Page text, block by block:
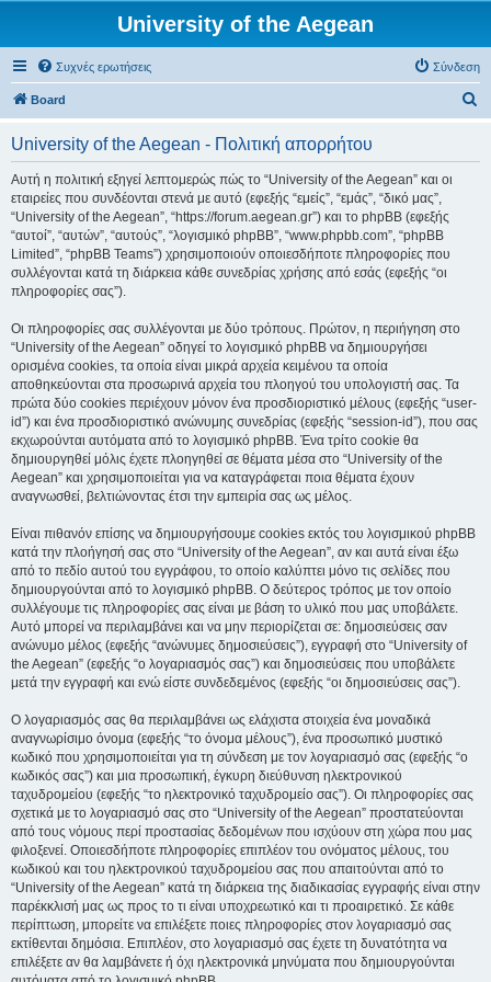
University of the Aegean
Συχνές ερωτήσεις Σύνδεση
Board
University of the Aegean - Πολιτική απορρήτου
Αυτή η πολιτική εξηγεί λεπτομερώς πώς το “University of the Aegean” και οι
εταιρείες που συνδέονται στενά με αυτό (εφεξής “εμείς”, “εμάς”, “δικό μας”,
“University of the Aegean”, “https://forum.aegean.gr”) και το phpBB (εφεξής
“αυτοί”, “αυτών”, “αυτούς”, “λογισμικό phpBB”, “www.phpbb.com”, “phpBB
Limited”, “phpBB Teams”) χρησιμοποιούν οποιεσδήποτε πληροφορίες που
συλλέγονται κατά τη διάρκεια κάθε συνεδρίας χρήσης από εσάς (εφεξής “οι
πληροφορίες σας”).
Οι πληροφορίες σας συλλέγονται με δύο τρόπους. Πρώτον, η περιήγηση στο
“University of the Aegean” οδηγεί το λογισμικό phpBB να δημιουργήσει
ορισμένα cookies, τα οποία είναι μικρά αρχεία κειμένου τα οποία
αποθηκεύονται στα προσωρινά αρχεία του πλοηγού του υπολογιστή σας. Τα
πρώτα δύο cookies περιέχουν μόνον ένα προσδιοριστικό μέλους (εφεξής “user-
id”) και ένα προσδιοριστικό ανώνυμης συνεδρίας (εφεξής “session-id”), που σας
εκχωρούνται αυτόματα από το λογισμικό phpBB. Ένα τρίτο cookie θα
δημιουργηθεί μόλις έχετε πλοηγηθεί σε θέματα μέσα στο “University of the
Aegean” και χρησιμοποιείται για να καταγράφεται ποια θέματα έχουν
αναγνωσθεί, βελτιώνοντας έτσι την εμπειρία σας ως μέλος.
Είναι πιθανόν επίσης να δημιουργήσουμε cookies εκτός του λογισμικού phpBB
κατά την πλοήγησή σας στο “University of the Aegean”, αν και αυτά είναι έξω
από το πεδίο αυτού του εγγράφου, το οποίο καλύπτει μόνο τις σελίδες που
δημιουργούνται από το λογισμικό phpBB. Ο δεύτερος τρόπος με τον οποίο
συλλέγουμε τις πληροφορίες σας είναι με βάση το υλικό που μας υποβάλετε.
Αυτό μπορεί να περιλαμβάνει και να μην περιορίζεται σε: δημοσιεύσεις σαν
ανώνυμο μέλος (εφεξής “ανώνυμες δημοσιεύσεις”), εγγραφή στο “University of
the Aegean” (εφεξής “ο λογαριασμός σας”) και δημοσιεύσεις που υποβάλετε
μετά την εγγραφή και ενώ είστε συνδεδεμένος (εφεξής “οι δημοσιεύσεις σας”).
Ο λογαριασμός σας θα περιλαμβάνει ως ελάχιστα στοιχεία ένα μοναδικά
αναγνωρίσιμο όνομα (εφεξής “το όνομα μέλους”), ένα προσωπικό μυστικό
κωδικό που χρησιμοποιείται για τη σύνδεση με τον λογαριασμό σας (εφεξής “ο
κωδικός σας”) και μια προσωπική, έγκυρη διεύθυνση ηλεκτρονικού
ταχυδρομείου (εφεξής “το ηλεκτρονικό ταχυδρομείο σας”). Οι πληροφορίες σας
σχετικά με το λογαριασμό σας στο “University of the Aegean” προστατεύονται
από τους νόμους περί προστασίας δεδομένων που ισχύουν στη χώρα που μας
φιλοξενεί. Οποιεσδήποτε πληροφορίες επιπλέον του ονόματος μέλους, του
κωδικού και του ηλεκτρονικού ταχυδρομείου σας που απαιτούνται από το
“University of the Aegean” κατά τη διάρκεια της διαδικασίας εγγραφής είναι στην
παρέκκλισή μας ως προς το τι είναι υποχρεωτικό και τι προαιρετικό. Σε κάθε
περίπτωση, μπορείτε να επιλέξετε ποιες πληροφορίες στον λογαριασμό σας
εκτίθενται δημόσια. Επιπλέον, στο λογαριασμό σας έχετε τη δυνατότητα να
επιλέξετε αν θα λαμβάνετε ή όχι ηλεκτρονικά μηνύματα που δημιουργούνται